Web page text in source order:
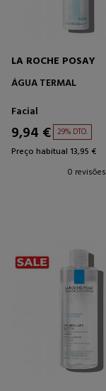
LA ROCHE POSAY
ÁGUA TERMAL
Facial
9,94 € 29% DTO.
Preço habitual 13,95 €
0 revisões